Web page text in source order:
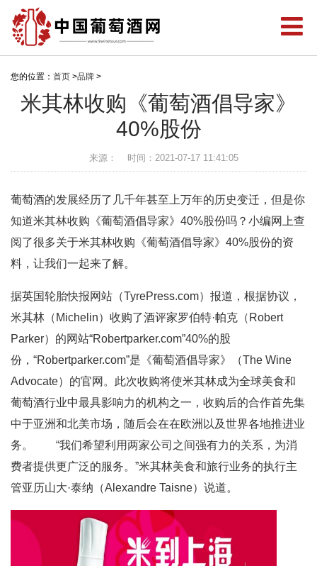
您的位置： 首页 >品牌 >
米其林收购《葡萄酒倡导家》
40%股份
来源： 时间：2021-07-17 11:41:05
葡萄酒的发展经历了几千年甚至上万年的历史变迁，但是你
知道米其林收购《葡萄酒倡导家》40%股份吗？小编网上查
阅了很多关于米其林收购《葡萄酒倡导家》40%股份的资
料，让我们一起来了解。
据英国轮胎快报网站（TyrePress.com）报道，根据协议，
米其林（Michelin）收购了酒评家罗伯特·帕克（Robert
Parker）的网站“Robertparker.com”40%的股
份，“Robertparker.com”是《葡萄酒倡导家》（The Wine
Advocate）的官网。此次收购将使米其林成为全球美食和
葡萄酒行业中最具影响力的机构之一，收购后的合作首先集
中于亚洲和北美市场，随后会在在欧洲以及世界各地推进业
务。 “我们希望利用两家公司之间强有力的关系，为消
费者提供更广泛的服务。”米其林美食和旅行业务的执行主
管亚历山大·泰纳（Alexandre Taisne）说道。